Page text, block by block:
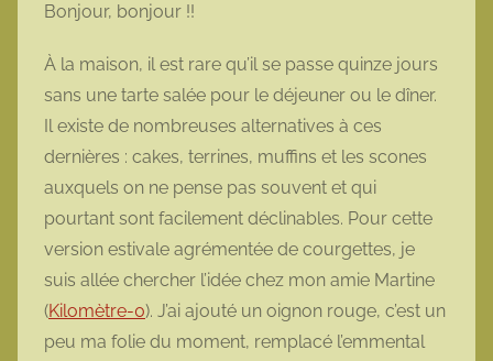
o
t
t
e
Bonjour, bonjour !!
À la maison, il est rare qu’il se passe quinze jours
sans une tarte salée pour le déjeuner ou le dîner.
Il existe de nombreuses alternatives à ces
dernières : cakes, terrines, muffins et les scones
auxquels on ne pense pas souvent et qui
pourtant sont facilement déclinables. Pour cette
version estivale agrémentée de courgettes, je
suis allée chercher l’idée chez mon amie Martine
(Kilomètre-0). J’ai ajouté un oignon rouge, c’est un
peu ma folie du moment, remplacé l’emmental